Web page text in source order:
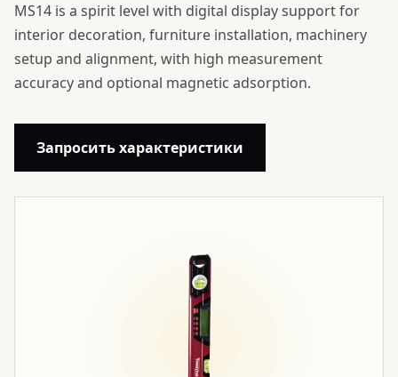
MS14 is a spirit level with digital display support for
interior decoration, furniture installation, machinery
setup and alignment, with high measurement
accuracy and optional magnetic adsorption.
Запросить характеристики